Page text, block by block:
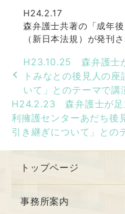
H24.2.17
森弁護士共著の「成年
（新日本法規）が発刊さ
H23.10.25 森弁護士
トみなとの後見人の
いて」とのテーマで講
H24.2.23 森弁護士が足
利擁護センターあだち後
引き継ぎについて」との
トップページ
事務所案内